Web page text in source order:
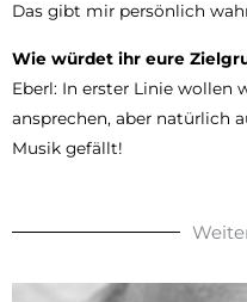
Das gibt mir persönlich
Wie würdet ihr eure
Eberl: In erster Linie wollen
ansprechen, aber natürlich
Musik gefällt!